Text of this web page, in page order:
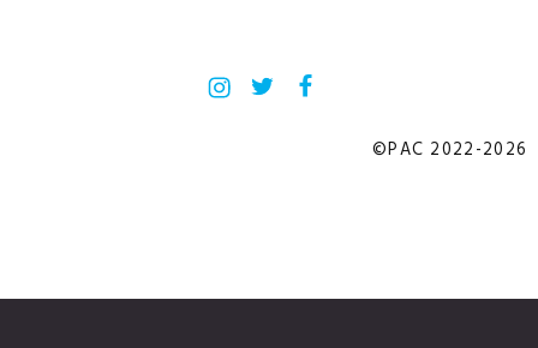
Instagram
X Facebook
©PAC 2022-2026